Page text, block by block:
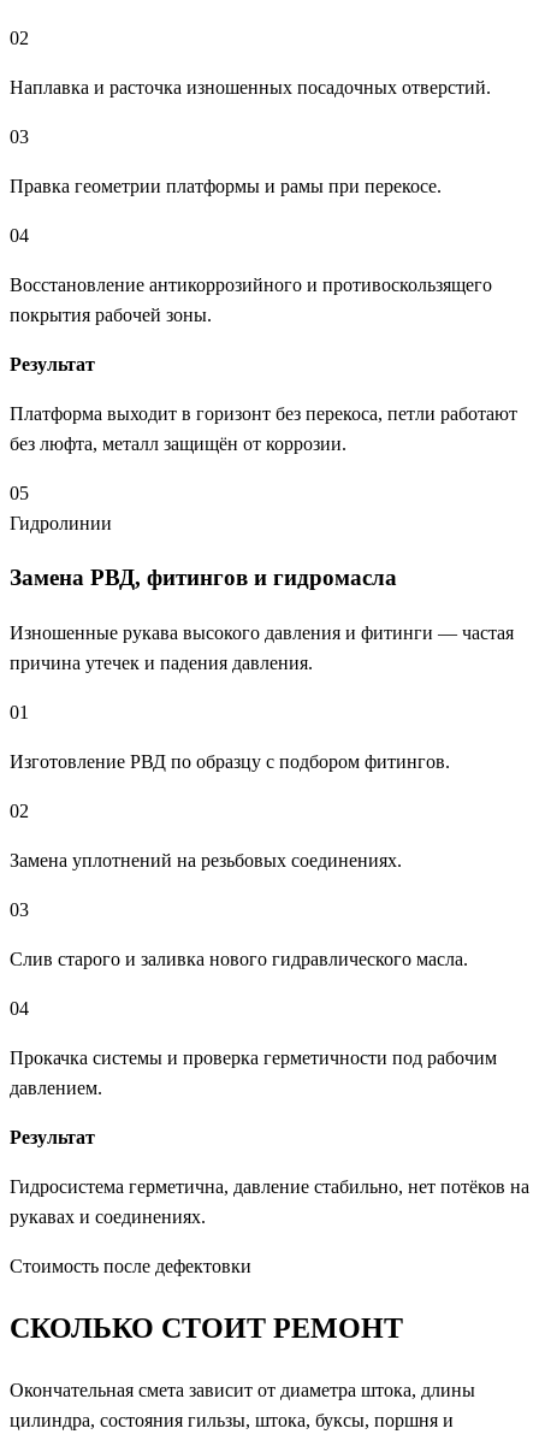
02
Наплавка и расточка изношенных посадочных отверстий.
03
Правка геометрии платформы и рамы при перекосе.
04
Восстановление антикоррозийного и противоскользящего
покрытия рабочей зоны.
Результат
Платформа выходит в горизонт без перекоса, петли работают
без люфта, металл защищён от коррозии.
05
Гидролинии
Замена РВД, фитингов и гидромасла
Изношенные рукава высокого давления и фитинги — частая
причина утечек и падения давления.
01
Изготовление РВД по образцу с подбором фитингов.
02
Замена уплотнений на резьбовых соединениях.
03
Слив старого и заливка нового гидравлического масла.
04
Прокачка системы и проверка герметичности под рабочим
давлением.
Результат
Гидросистема герметична, давление стабильно, нет потёков на
рукавах и соединениях.
Стоимость после дефектовки
СКОЛЬКО СТОИТ РЕМОНТ
Окончательная смета зависит от диаметра штока, длины
цилиндра, состояния гильзы, штока, буксы, поршня и